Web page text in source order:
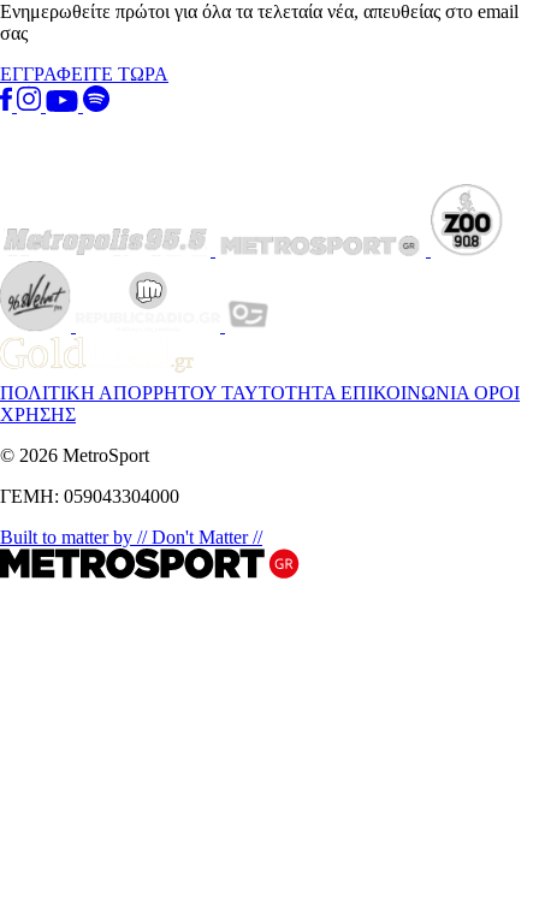
Ενημερωθείτε πρώτοι για όλα τα τελεταία νέα, απευθείας στο email
σας
ΕΓΓΡΑΦΕΙΤΕ ΤΩΡΑ
ΠΟΛΙΤΙΚΗ ΑΠΟΡΡΗΤΟΥ ΤΑΥΤΟΤΗΤΑ ΕΠΙΚΟΙΝΩΝΙΑ ΟΡΟΙ
ΧΡΗΣΗΣ
© 2026 MetroSport
ΓΕΜΗ: 059043304000
Built to matter by // Don't Matter //